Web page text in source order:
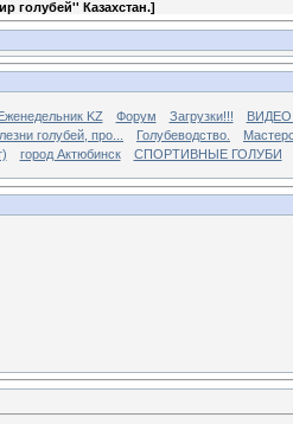
голубей'' Казахстан.]
Еженедельник KZ Форум Загрузки!!!
голубей, про... Голубеводство.
город Актюбинск СПОРТИВНЫЕ ГОЛУБИ